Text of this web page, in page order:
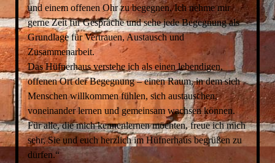
und einem offenen Ohr zu begegnen. Ich nehme mir
gerne Zeit für Gespräche und sehe jede Begegnung als
Grundlage für Vertrauen, Austausch und
Zusammenarbeit.
Das Hüfnerhaus verstehe ich als einen lebendigen,
offenen Ort der Begegnung – einen Raum, in dem sich
Menschen willkommen fühlen, sich austauschen,
voneinander lernen und gemeinsam wachsen können.
Für alle, die mich kennenlernen möchten, freue ich mich
sehr, Sie und euch herzlich im Hüfnerhaus begrüßen zu
dürfen.“